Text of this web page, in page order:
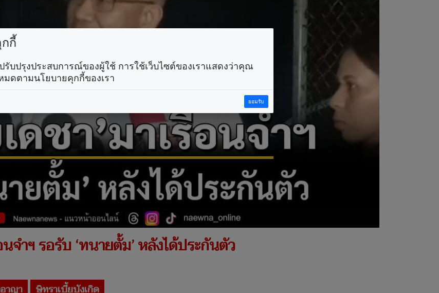
จำฯ รอรับ ‘ทนายตั้ม’ หลังได้ประกันตัว
าญา ษิทราเบี้ยบังเกิด
กี้
รับปรุงประสบการณ์ของผู้ใช้ การใช้เว็บไซต์ของเราแสดงว่าคุณ
ดตามนโยบายคุกกี้ของเรา
ยอมรับ